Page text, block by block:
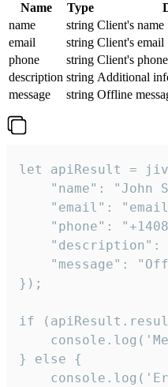
Name Type
name
string Client's name
email
string Client's email
phone
string Client's
description string Additional
message
string Offline
let apiResult =
"name": "John
"email":
"phone":
"description":
"message":
});
if
} else {